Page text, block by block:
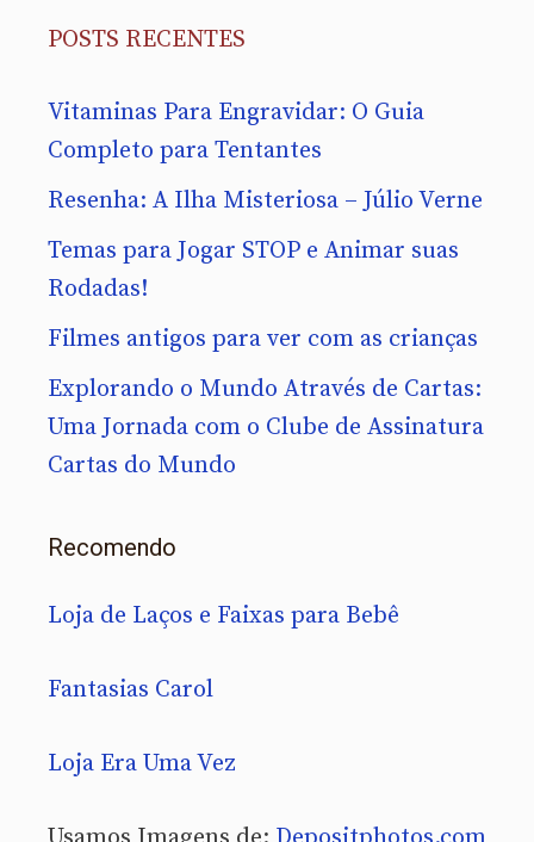
POSTS RECENTES
Vitaminas Para Engravidar: O Guia
Completo para Tentantes
Resenha: A Ilha Misteriosa – Júlio Verne
Temas para Jogar STOP e Animar suas
Rodadas!
Filmes antigos para ver com as crianças
Explorando o Mundo Através de Cartas:
Uma Jornada com o Clube de Assinatura
Cartas do Mundo
Recomendo
Loja de Laços e Faixas para Bebê
Fantasias Carol
Loja Era Uma Vez